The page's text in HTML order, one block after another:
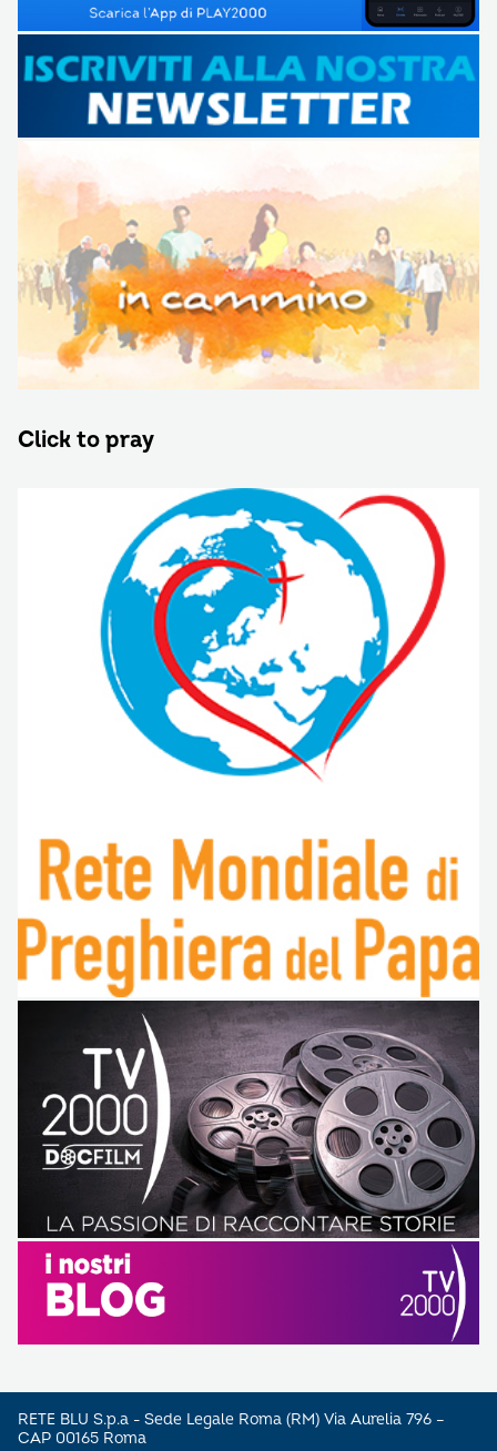
Click to pray
RETE BLU S.p.a - Sede Legale Roma (RM) Via Aurelia 796 –
CAP 00165 Roma